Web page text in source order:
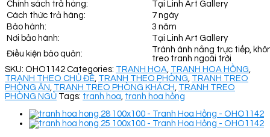
Chính sách trả hàng:
Tại Linh Art Gallery
Cách thức trả hàng:
7 ngày
Bảo hành:
3 năm
Nơi bảo hành:
Tại Linh Art Gallery
Điều kiện bảo quản:
Tránh ánh nắng trực tiếp,
treo tranh ngoài trời
SKU: OHO1142 Categories: TRANH HOA TRANH HOA HỒNG
TRANH THEO CHỦ ĐỀ TRANH THEO PHÒNG TRANH TREO
PHÒNG ĂN TRANH TREO PHÒNG KHÁCH TRANH TREO
PHÒNG NGỦ Tags: tranh hoa tranh hoa hồng